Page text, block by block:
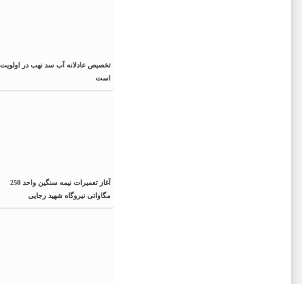
تخصیص عادلانه آب سد نهب در اولویت
است
آغاز تعمیرات نیمه سنگین واحد 250
مگاواتی نیروگاه شهید رجایی